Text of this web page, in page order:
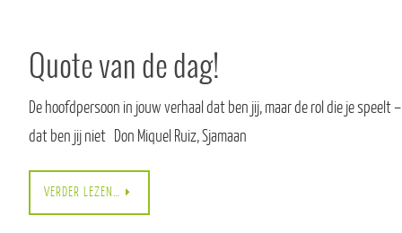
Quote van de dag!
De hoofdpersoon in jouw verhaal dat ben jij, maar de rol die je speelt –
dat ben jij niet Don Miquel Ruiz, Sjamaan
VERDER LEZEN…